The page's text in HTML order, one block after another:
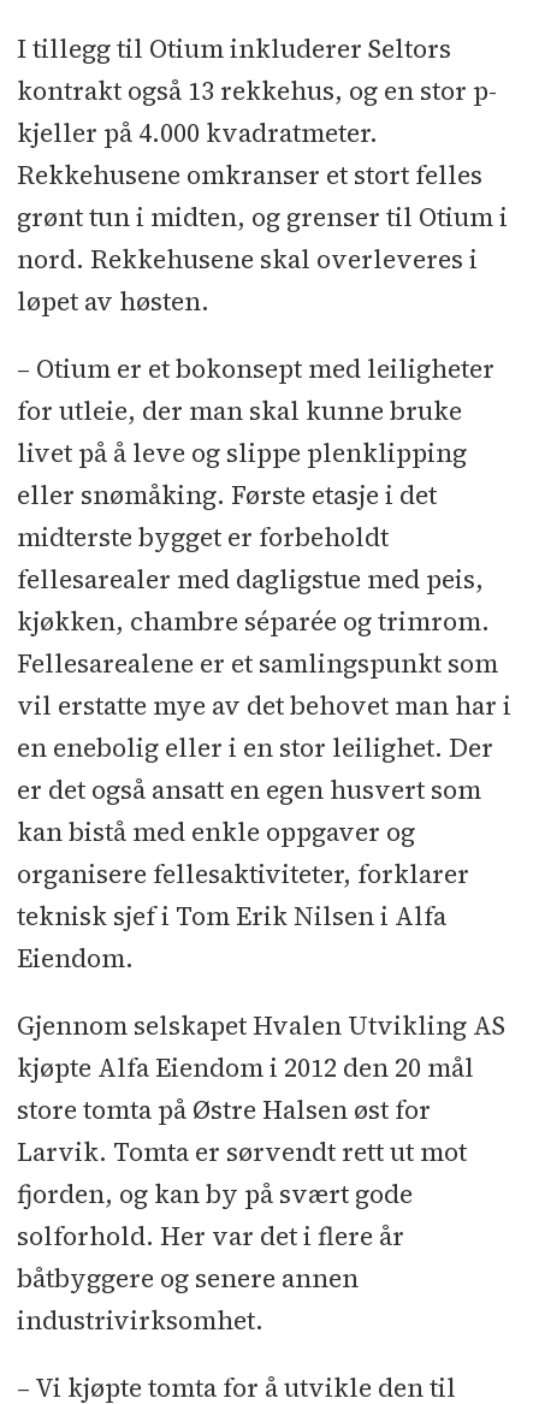
Byggherre:
Hvalen Utvikling AS
(Alfa Eiendom)
Totalentrepriser:Seltor
Kontraktsum (inkludert 13
rekkehus):
180 millioner kroner
ekskl. avgifter.
LARK: Dronninga Landskap
(overordnet plan) og Pushak
Arkitekter
Rådgivere:RIB, RIBR og RIByFy /
energimerking: AFRYlRIG:
GrunnteknikklRIE og utførende
elektro og brannalarmanlegg: PEC
Elektro SandefjordlRIV rør: EM
TeknikklRIV vent og utførende:
Bacas
Underentreprenører og
leverandører:Grunnarbeid: Bjørn
og Øyvind TveterlUtomhus: Steen &
LundlRørlegger: Sanitær og
sprinkelanlegg: Assemblin
Stålkonstruksjoner: PVC Stokke Stål
Betongelementer: Systemblokk
Aluminiumsfelt og solskjerming:
UmbralTekking og blikkenslager:
Vestfold Kobber- og
Blikkenslagerverkstedl
Brannisolering: FiresafelMaler og
gulvlegging: Tapet- og
Malercompaniet
Fast Innredning:
I tillegg til Otium inkluderer Seltors
kontrakt også 13 rekkehus, og en stor p-
kjeller på 4.000 kvadratmeter.
Rekkehusene omkranser et stort felles
grønt tun i midten, og grenser til Otium i
nord. Rekkehusene skal overleveres i
løpet av høsten.
– Otium er et bokonsept med leiligheter
for utleie, der man skal kunne bruke
livet på å leve og slippe plenklipping
eller snømåking. Første etasje i det
midterste bygget er forbeholdt
fellesarealer med dagligstue med peis,
kjøkken, chambre séparée og trimrom.
Fellesarealene er et samlingspunkt som
vil erstatte mye av det behovet man har i
en enebolig eller i en stor leilighet. Der
er det også ansatt en egen husvert som
kan bistå med enkle oppgaver og
organisere fellesaktiviteter, forklarer
teknisk sjef i Tom Erik Nilsen i Alfa
Eiendom.
Gjennom selskapet Hvalen Utvikling AS
kjøpte Alfa Eiendom i 2012 den 20 mål
store tomta på Østre Halsen øst for
Larvik. Tomta er sørvendt rett ut mot
fjorden, og kan by på svært gode
solforhold. Her var det i flere år
båtbyggere og senere annen
industrivirksomhet.
– Vi kjøpte tomta for å utvikle den til